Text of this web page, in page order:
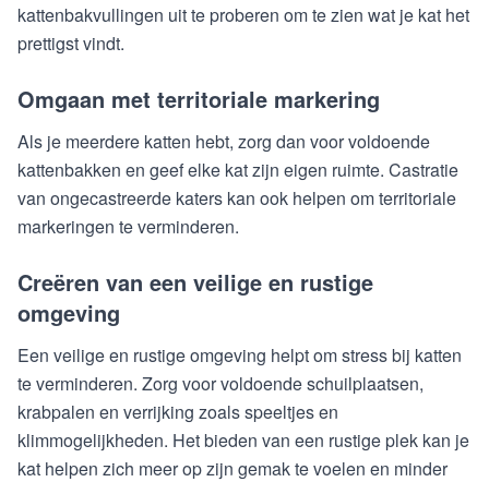
kattenbakvullingen uit te proberen om te zien wat je kat het
prettigst vindt.
Omgaan met territoriale markering
Als je meerdere katten hebt, zorg dan voor voldoende
kattenbakken en geef elke kat zijn eigen ruimte. Castratie
van ongecastreerde katers kan ook helpen om territoriale
markeringen te verminderen.
Creëren van een veilige en rustige
omgeving
Een veilige en rustige omgeving helpt om stress bij katten
te verminderen. Zorg voor voldoende schuilplaatsen,
krabpalen en verrijking zoals speeltjes en
klimmogelijkheden. Het bieden van een rustige plek kan je
kat helpen zich meer op zijn gemak te voelen en minder